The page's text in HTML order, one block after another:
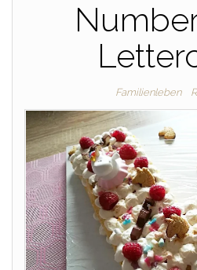
Familienleben